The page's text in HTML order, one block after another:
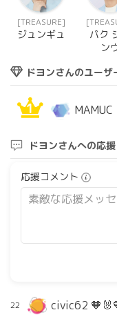
[TREASURE]
ジュンギュ
パク
ン
ドヨンさんのユー
1 MAMUC
ドヨンさんへの応
応援コメント
22 civic62